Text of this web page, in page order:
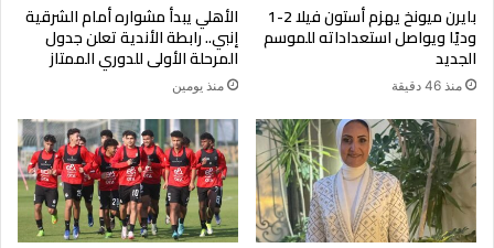
وتعد مشاركة منتخب مصر في مونديال 2026 الرابعة في تاريخه بعد
نسخ 1934 و1990 و2018، حيث يعول المنتخب على مجموعة من
اللاعبين أصحاب الخبرات والشباب، يتقدمهم محمد صلاح، وعمر
مرموش، ومحمود حسن تريزيجيه، في محاولة لكتابة صفحة جديدة
في تاريخ الكرة المصرية على الساحة العالمية.
بايرن ميونخ يهزم أستون فيلا 2-1
وديًا ويواصل استعداداته للموسم
الجديد
منذ 46 دقيقة
الأهلي يبدأ مشواره أمام الشرقية
إنبي.. رابطة الأندية تعلن جدول
المرحلة الأولى للدوري الممتاز
منذ يومين